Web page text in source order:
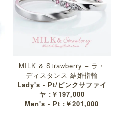
MILK & Strawberry – ラ・
ディスタンス 結婚指輪
Lady's - Pt/ピンクサファイ
ヤ :￥197,000
Men's - Pt :￥201,000